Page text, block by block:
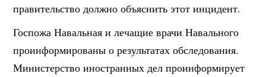
правительство должно объяснить этот инцидент.
Госпожа Навальная и лечащие врачи Навального
проинформированы о результатах обследования.
Министерство иностранных дел проинформирует